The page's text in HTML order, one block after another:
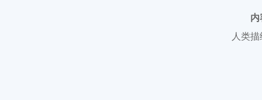
内
人类